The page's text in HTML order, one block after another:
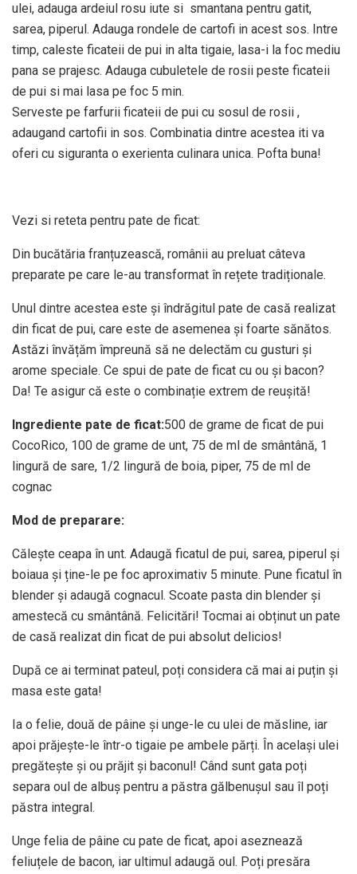
ulei, adauga ardeiul rosu iute si smantana pentru gatit,
sarea, piperul. Adauga rondele de cartofi in acest sos. Intre
timp, caleste ficateii de pui in alta tigaie, lasa-i la foc mediu
pana se prajesc. Adauga cubuletele de rosii peste ficateii
de pui si mai lasa pe foc 5 min.
Serveste pe farfurii ficateii de pui cu sosul de rosii ,
adaugand cartofii in sos. Combinatia dintre acestea iti va
oferi cu siguranta o exerienta culinara unica. Pofta buna!
Vezi si reteta pentru pate de ficat:
Din bucătăria franțuzească, românii au preluat câteva
preparate pe care le-au transformat în rețete tradiționale.
Unul dintre acestea este și îndrăgitul pate de casă realizat
din ficat de pui, care este de asemenea și foarte sănătos.
Astăzi învățăm împreună să ne delectăm cu gusturi și
arome speciale. Ce spui de pate de ficat cu ou și bacon?
Da! Te asigur că este o combinație extrem de reușită!
Ingrediente pate de ficat:500 de grame de ficat de pui
CocoRico, 100 de grame de unt, 75 de ml de smântână, 1
lingură de sare, 1/2 lingură de boia, piper, 75 de ml de
cognac
Mod de preparare:
Călește ceapa în unt. Adaugă ficatul de pui, sarea, piperul și
boiaua și ține-le pe foc aproximativ 5 minute. Pune ficatul în
blender și adaugă cognacul. Scoate pasta din blender și
amestecă cu smântână. Felicitări! Tocmai ai obținut un pate
de casă realizat din ficat de pui absolut delicios!
După ce ai terminat pateul, poți considera că mai ai puțin și
masa este gata!
Ia o felie, două de pâine și unge-le cu ulei de măsline, iar
apoi prăjește-le într-o tigaie pe ambele părți. În același ulei
pregătește și ou prăjit și baconul! Când sunt gata poți
separa oul de albuș pentru a păstra gălbenușul sau îl poți
păstra integral.
Unge felia de pâine cu pate de ficat, apoi aseznează
feliuțele de bacon, iar ultimul adaugă oul. Poți presăra